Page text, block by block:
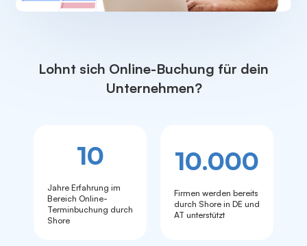
Lohnt sich Online-Buchung für dein
Unternehmen?
10
Jahre Erfahrung im
Bereich Online-
Terminbuchung durch
Shore
10.000
Firmen werden bereits
durch Shore in DE und
AT unterstützt